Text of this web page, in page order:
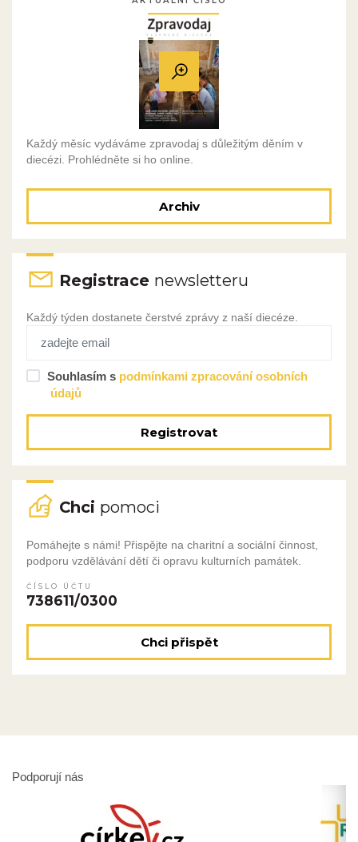
Každý měsíc vydáváme zpravodaj s důležitým děním v
diecézi. Prohlédněte si ho online.
Archiv
Registrace newsletteru
Každý týden dostanete čerstvé zprávy z naší diecéze.
Souhlasím s podmínkami zpracování osobních
údajů
Registrovat
Chci pomoci
Pomáhejte s námi! Přispějte na charitní a sociální činnost,
podporu vzdělávání dětí či opravu kulturních památek.
ČÍSLO ÚČTU
738611/0300
Chci přispět
Podporují nás